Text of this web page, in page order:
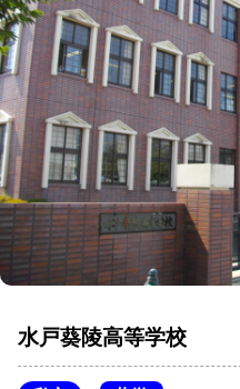
水戸葵陵高等学校